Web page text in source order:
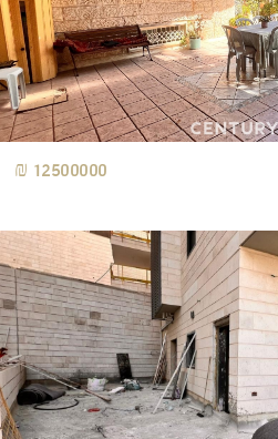
12500000 ₪